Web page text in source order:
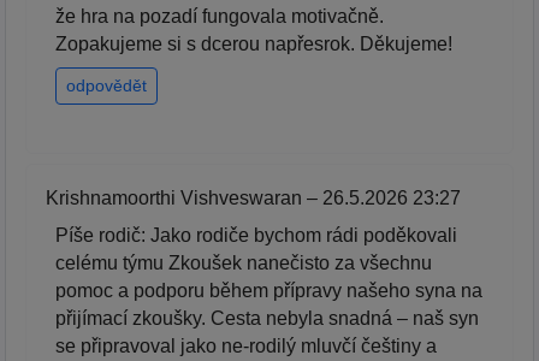
že hra na pozadí fungovala motivačně.
Zopakujeme si s dcerou napřesrok. Děkujeme!
odpovědět
Krishnamoorthi Vishveswaran – 26.5.2026 23:27
Píše rodič: Jako rodiče bychom rádi poděkovali
celému týmu Zkoušek nanečisto za všechnu
pomoc a podporu během přípravy našeho syna na
přijímací zkoušky. Cesta nebyla snadná – naš syn
se připravoval jako ne-rodilý mluvčí češtiny a